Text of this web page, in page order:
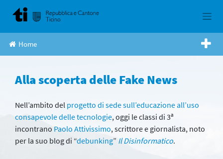
Home
Alla scoperta delle Fake News
Nell’ambito del progetto di sede sull’educazione all’uso
consapevole delle tecnologie, oggi le classi di 3ª
incontrano Paolo Attivissimo, scrittore e giornalista, noto
per la suo blog di “debunking” Il Disinformatico.